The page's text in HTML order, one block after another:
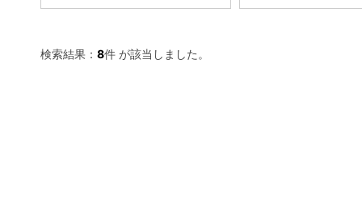
検索結果： 8件 が該当しました。